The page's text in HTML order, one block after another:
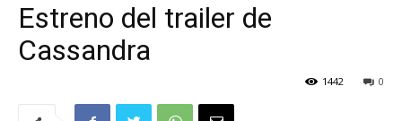
Estreno del trailer de
Cassandra
0
1442